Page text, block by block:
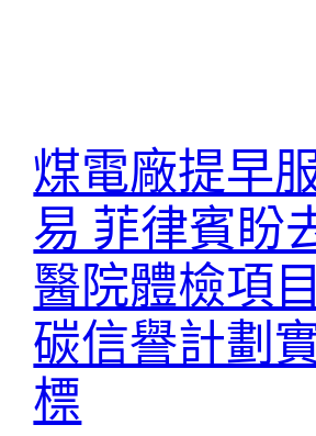
煤電廠提早
易 菲律賓盼
醫院體檢項
碳信譽計劃
標